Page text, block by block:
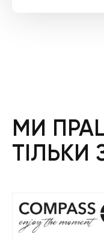
МИ
ТІЛЬКИ